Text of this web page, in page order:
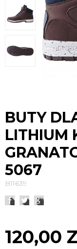
BUTY
LITHIUM
5067
B11639
120,00